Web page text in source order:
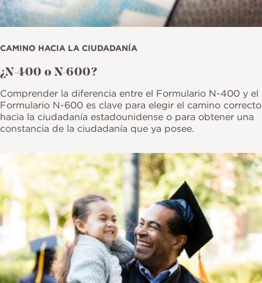
CAMINO HACIA LA CIUDADANÍA
¿N-400 o N-600?
Comprender la diferencia entre el Formulario N-400 y el
Formulario N-600 es clave para elegir el camino correcto
hacia la ciudadanía estadounidense o para obtener una
constancia de la ciudadanía que ya posee.
Imagen